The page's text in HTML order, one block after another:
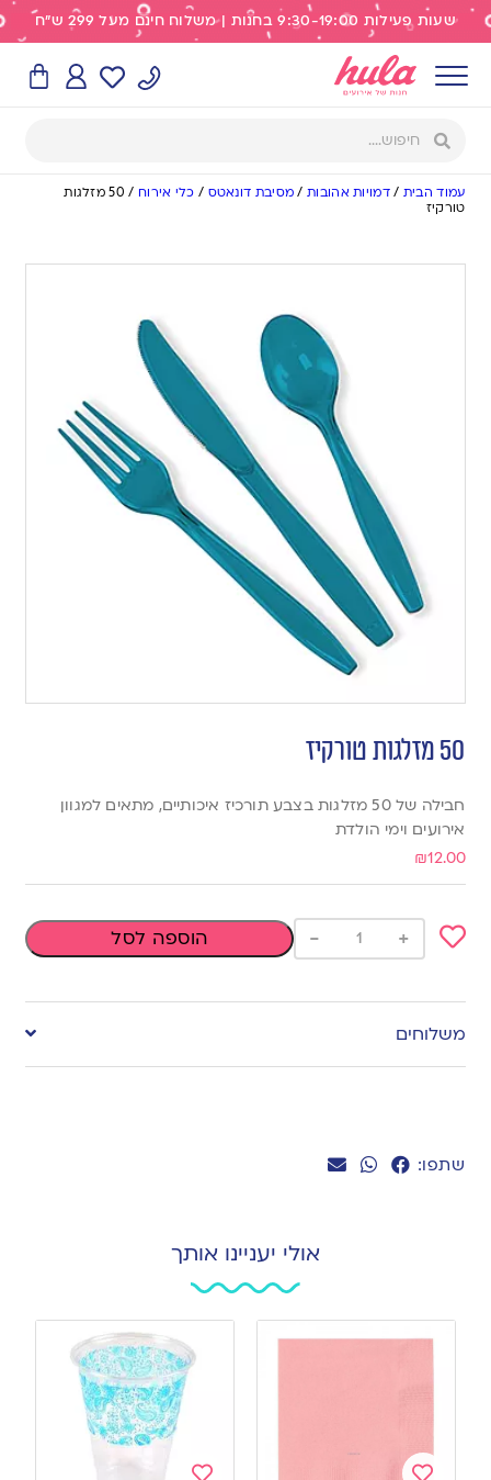
שעות פעילות 9:30-19:00 בחנות | משלוח חינם מעל 299 ש"ח
עמוד הבית /דמויות אהובות/ מסיבת דונאטס / כלי אירוח /
50 מזלגות
טורקיז
שתפו:
50 מזלגות טורקיז
חבילה של 50 מזלגות בצבע תורכיז איכותיים, מתאים למגוון
אירועים וימי הולדת
₪12.00
to
wishlist
+
- הוספה לסל
משלוחים
אולי יעניינו אותך